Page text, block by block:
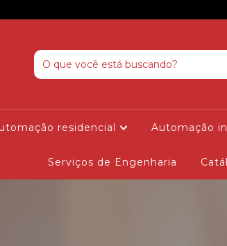
residencial Automação
Serviços de Engenharia